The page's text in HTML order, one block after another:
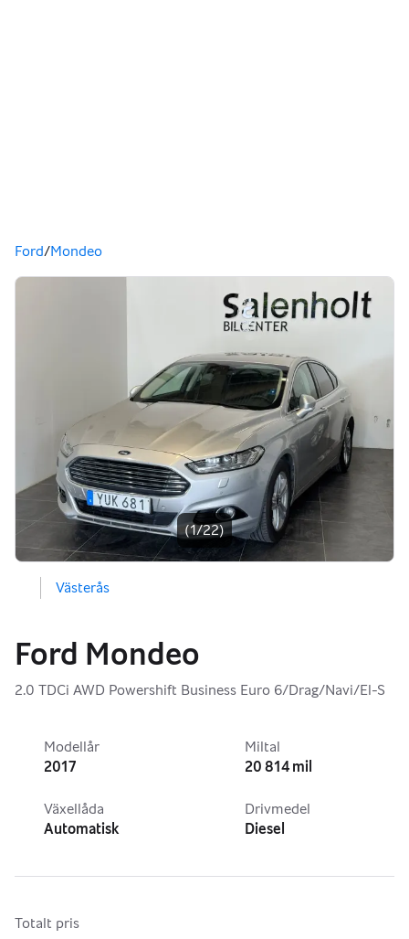
Du är här
Ford/Mondeo
Bildgalleri
(1/22)
Västerås
Ford Mondeo
2.0 TDCi AWD Powershift Business Euro 6/Drag/Navi/El-S
Modellår
2017
Miltal
20 814 mil
Växellåda
Automatisk
Drivmedel
Diesel
Totalt pris